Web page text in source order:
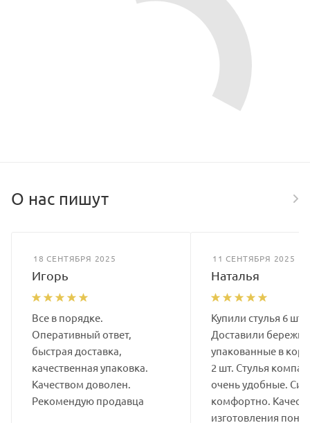
О нас пишут
18 СЕНТЯБРЯ 2025
Игорь
Все в порядке.
Оперативный ответ,
быстрая доставка,
качественная упаковка.
Качеством доволен.
Рекомендую продавца
11 СЕНТЯБРЯ 2025
Наталья
Купили стулья 6 шт.
Доставили бережно
упакованные в
2 шт. Стулья
очень удобные.
комфортно.
изготовления